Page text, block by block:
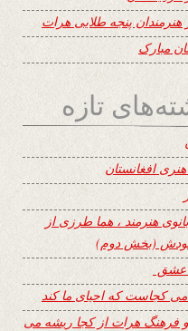
هنرمندان پنجه طلایی هرات
مبارک
تازه
افغانستان
هنرمند ، هما طرزی از
(بخش دوم)
عشق
کجاست که احیای ما کند
فرهنگ هرات از کجا ریشه می